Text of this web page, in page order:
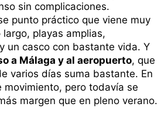
sin complicaciones.
punto práctico que viene muy
playas amplias,
un casco con bastante vida. Y
a Málaga y al aeropuerto, que
varios días suma bastante. En
movimiento, pero todavía se
margen que en pleno verano.